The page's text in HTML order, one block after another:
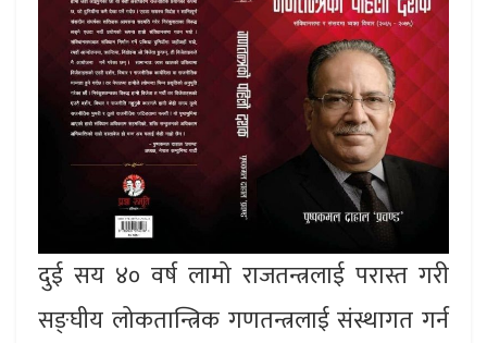
दुई सय ४० वर्ष लामो राजतन्त्रलाई परास्त गरी
सङ्घीय लोकतान्त्रिक गणतन्त्रलाई संस्थागत गर्न